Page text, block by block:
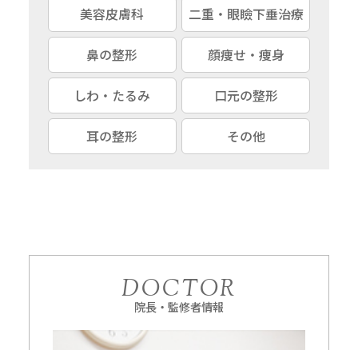
美容皮膚科 二重・眼瞼下垂治療
鼻の整形 顔痩せ・痩身
しわ・たるみ 口元の整形
耳の整形 その他
DOCTOR
院長・監修者情報